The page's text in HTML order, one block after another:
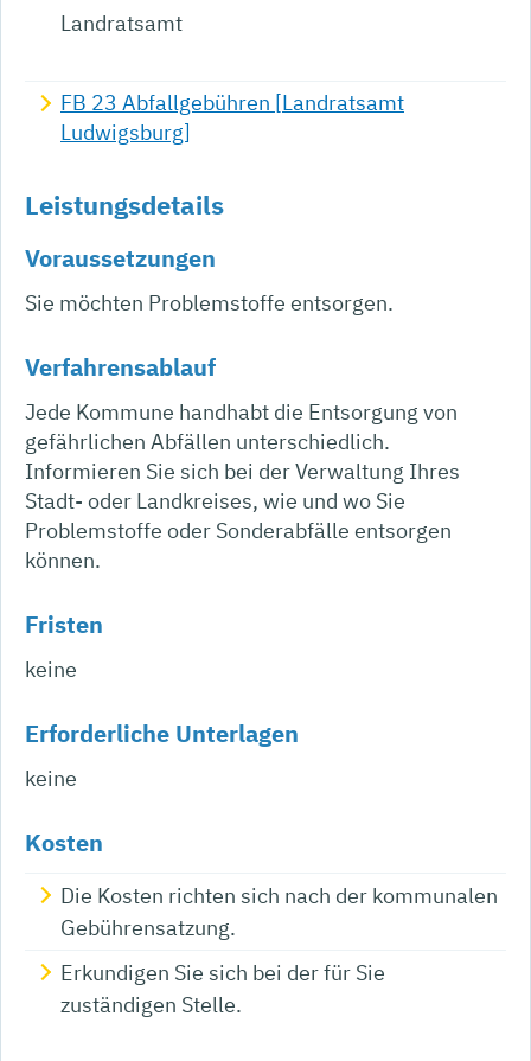
Landratsamt
FB 23 Abfallgebühren [Landratsamt
Ludwigsburg]
Leistungsdetails
Voraussetzungen
Sie möchten Problemstoffe entsorgen.
Verfahrensablauf
Jede Kommune handhabt die Entsorgung von
gefährlichen Abfällen unterschiedlich.
Informieren Sie sich bei der Verwaltung Ihres
Stadt- oder Landkreises, wie und wo Sie
Problemstoffe oder Sonderabfälle entsorgen
können.
Fristen
keine
Erforderliche Unterlagen
keine
Kosten
Die Kosten richten sich nach der kommunalen
Gebührensatzung.
Erkundigen Sie sich bei der für Sie
zuständigen Stelle.